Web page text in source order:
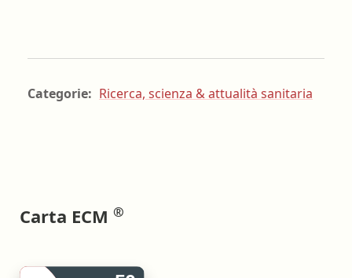
Categorie: Ricerca, scienza & attualità sanitaria
Carta ECM ®